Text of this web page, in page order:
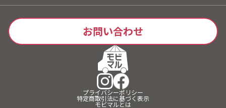
お問い合わせ
プライバシーポリシー
特定商取引法に基づく表示
モビマルとは